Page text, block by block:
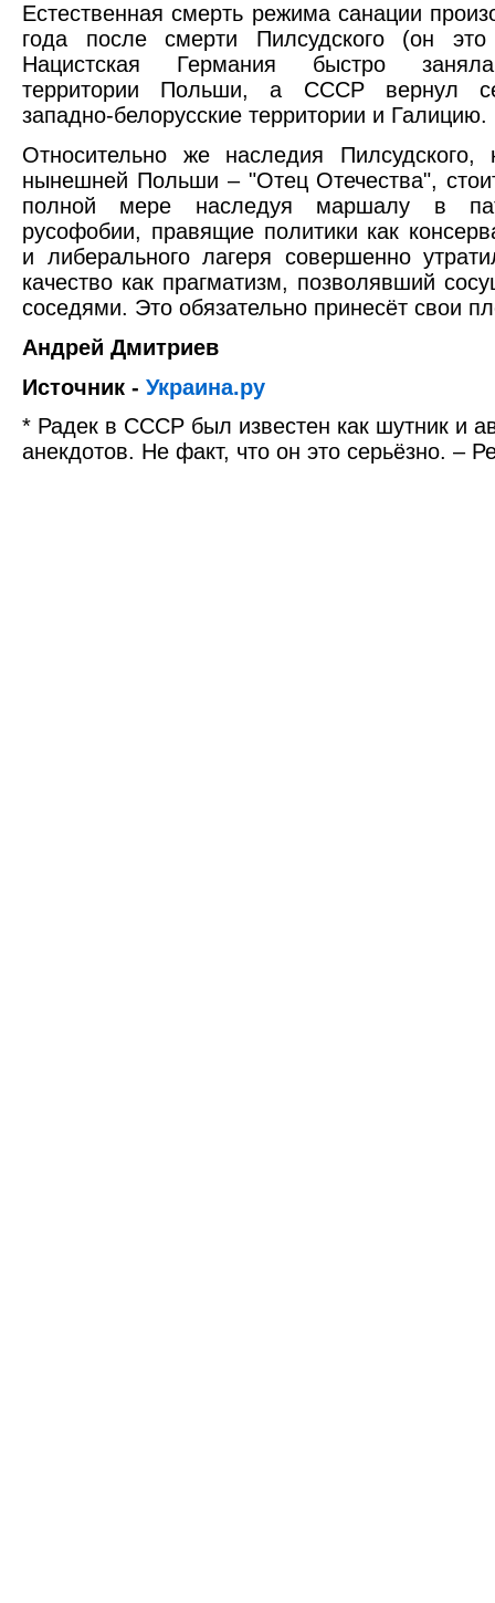
Естественная смерть режима санации
года после смерти Пилсудского (он это
Нацистская Германия быстро
территории Польши, а СССР вернул
западно-белорусские территории и Галицию.
Относительно же наследия Пилсудского,
нынешней Польши – "Отец Отечества",
полной мере наследуя маршалу в
русофобии, правящие политики как
и либерального лагеря совершенно
качество как прагматизм, позволявший
соседями. Это обязательно принесёт свои
Андрей Дмитриев
Источник - Украина.ру
* Радек в СССР был известен как шутник и
анекдотов. Не факт, что он это серьёзно. –